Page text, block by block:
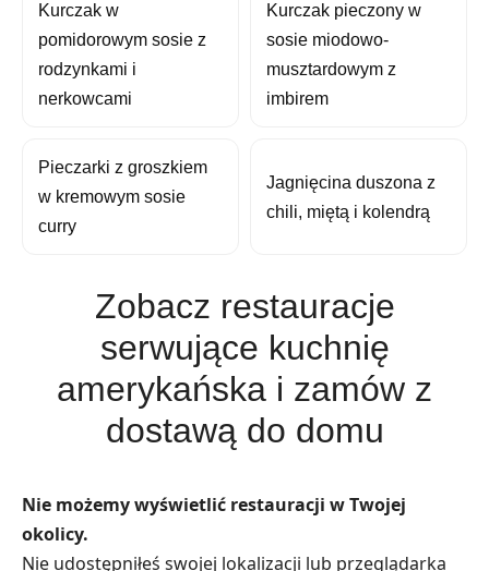
Kurczak w
pomidorowym sosie z
rodzynkami i
nerkowcami
Kurczak pieczony w
sosie miodowo-
musztardowym z
imbirem
Pieczarki z groszkiem
w kremowym sosie
curry
Jagnięcina duszona z
chili, miętą i kolendrą
Zobacz restauracje
serwujące kuchnię
amerykańska i zamów z
dostawą do domu
Nie możemy wyświetlić restauracji w Twojej
okolicy.
Nie udostępniłeś swojej lokalizacji lub przeglądarka